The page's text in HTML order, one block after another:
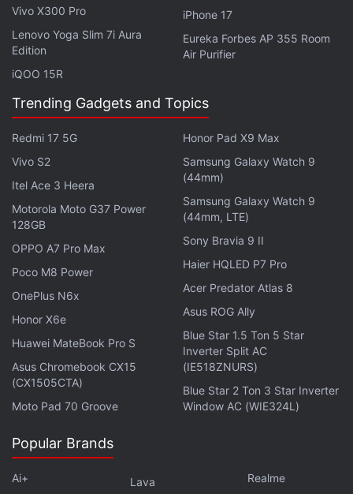
les utilisateurs auront le choix entre les formats «
Short » (court), « Explainer » (explicatif) et «
pourront sélectionner des sources spécifiques et
définir le sujet principal de la vidéo avant de lancer
la génération.
Le déploiement de la fonctionnalité « Short Video
Overviews » (aperçus vidéo courts) débutera dans
les semaines à venir pour les utilisateurs
anglophones âgés de 18 ans et plus. Selon
l'entreprise, cette fonctionnalité sera accessible
aussi bien aux utilisateurs grand public qu'aux
utilisateurs de Google Workspace, sur les versions
Web, Android et iOS de NotebookLM.
Vivo X300 Pro
Lenovo Yoga Slim 7i Aura
Edition
iQOO 15R
iPhone 17
Eureka Forbes AP 355 Room
Air Purifier
Trending Gadgets and Topics
Redmi 17 5G
Vivo S2
Itel Ace 3 Heera
Motorola Moto G37 Power
128GB
OPPO A7 Pro Max
Poco M8 Power
OnePlus N6x
Honor X6e
Huawei MateBook Pro S
Asus Chromebook CX15
(CX1505CTA)
Moto Pad 70 Groove
Honor Pad X9 Max
Samsung Galaxy Watch 9
(44mm)
Samsung Galaxy Watch 9
(44mm, LTE)
Sony Bravia 9 II
Haier HQLED P7 Pro
Acer Predator Atlas 8
Asus ROG Ally
Blue Star 1.5 Ton 5 Star
Inverter Split AC
(IE518ZNURS)
Blue Star 2 Ton 3 Star Inverter
Window AC (WIE324L)
Popular Brands
Ai+
Lava
Realme